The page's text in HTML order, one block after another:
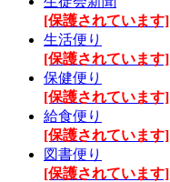
[保護されています]
生活便り
[保護されています]
保健便り
[保護されています]
給食便り
[保護されています]
図書便り
[保護されています]